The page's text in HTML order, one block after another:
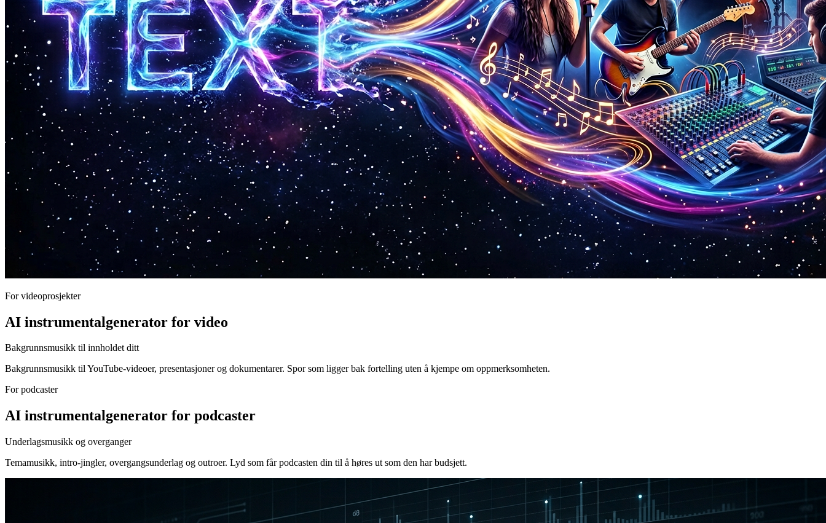
For videoprosjekter
AI instrumentalgenerator for video
Bakgrunnsmusikk til innholdet ditt
Bakgrunnsmusikk til YouTube-videoer, presentasjoner og dokumentarer. Spor som ligger bak fortelling uten å kjempe om oppmerksomheten.
For podcaster
AI instrumentalgenerator for podcaster
Underlagsmusikk og overganger
Temamusikk, intro-jingler, overgangsunderlag og outroer. Lyd som får podcasten din til å høres ut som den har budsjett.